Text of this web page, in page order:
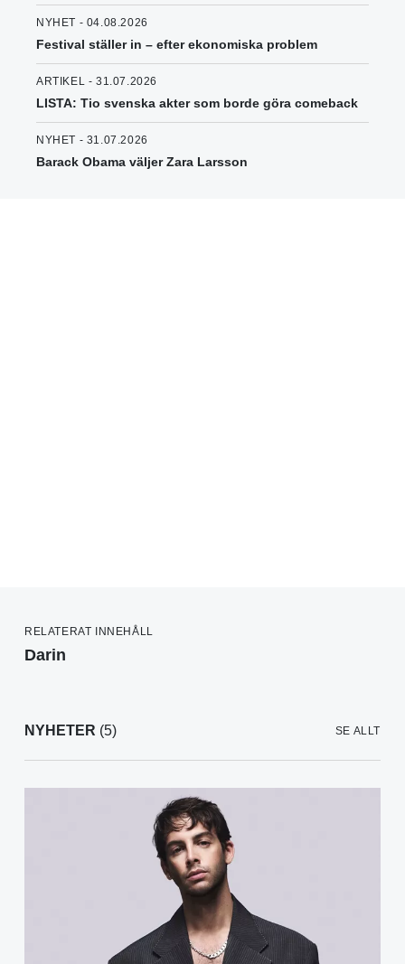
NYHET - 04.08.2026
Festival ställer in – efter ekonomiska problem
ARTIKEL - 31.07.2026
LISTA: Tio svenska akter som borde göra comeback
NYHET - 31.07.2026
Barack Obama väljer Zara Larsson
RELATERAT INNEHÅLL
Darin
NYHETER (5) SE ALLT